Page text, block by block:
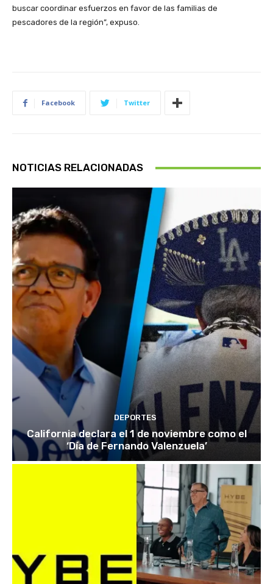
buscar coordinar esfuerzos en favor de las familias de
pescadores de la región”, expuso.
Facebook Twitter
NOTICIAS RELACIONADAS
DEPORTES
California declara el 1 de noviembre como el
‘Día de Fernando Valenzuela’